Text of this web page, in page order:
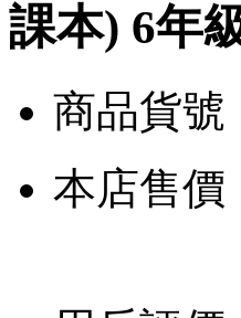
課本) 6年
商品貨號
本店售價